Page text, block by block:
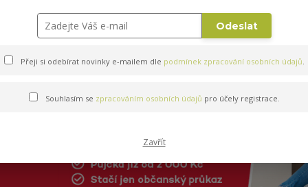
Odeslat
Přeji si odebírat novinky e-mailem dle podmínek zpracování osobních údajů.
Souhlasím se zpracováním osobních údajů pro účely registrace.
Zavřít